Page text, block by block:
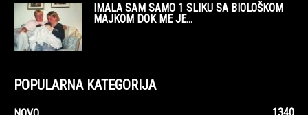
IMALA SAM SAMO 1 SLIKU SA BIOLOŠKOM
MAJKOM DOK ME JE...
POPULARNA KATEGORIJA
1340